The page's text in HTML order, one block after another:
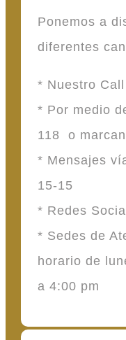
Ponemos a
diferentes
* Nuestro
* Por medio
118 o
* Mensajes
15-15
* Redes
* Sedes de
horario de
a 4:00 pm